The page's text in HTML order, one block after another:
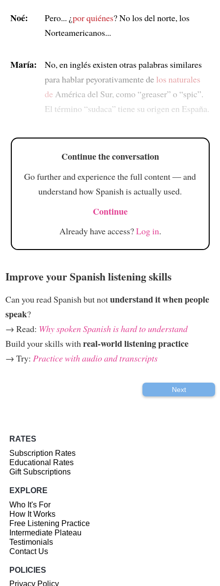
Noé: Pero... ¿por quiénes? No los del norte, los
Norteamericanos...
María:
No, en inglés existen otras palabras similares
para hablar peyorativamente de los naturales
de América del Sur, como “greaser” o “spic”.
El término “sudaca” tiene su origen en España.
Continue the conversation
Go further and experience the full content — and
understand how Spanish is actually used.
Continue
Already have access?Log in.
Improve your Spanish listening skills
Can you read Spanish but notunderstand it when people
speak?
→ Read: Why spoken Spanish is hard to understand
Build your skills with real-world listening practice
→ Try: Practice with audio and transcripts
Next
RATES
Subscription Rates
Educational Rates
Gift Subscriptions
EXPLORE
Who It's For
How It Works
Free Listening Practice
Intermediate Plateau
Testimonials
Contact Us
POLICIES
Privacy Policy